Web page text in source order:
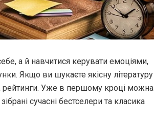
а й навчитися керувати емоціями,
Якщо ви шукаєте якісну літературу
рейтинги. Уже в першому кроці можна
сучасні бестселери та класика